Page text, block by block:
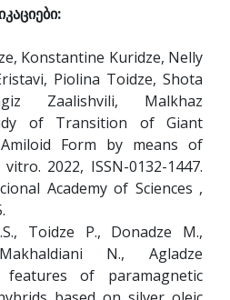
Konstantine Kuridze, Nelly
Piolina Toidze, Shota
Zaalishvili, Malkhaz
of Transition of Giant
Form by means of
2022, ISSN-0132-1447.
Academy of Sciences ,
Toidze P., Donadze M.,
N., Agladze
features of paramagnetic